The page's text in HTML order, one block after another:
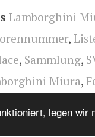
legen
Lamborghini
,
, Sammlung,
Miura,